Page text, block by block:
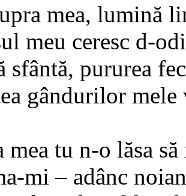
mea, lumină
meu ceresc d-
sfântă, pururea
gândurilor mele
mea tu n-o lăsa să
mi – adânc